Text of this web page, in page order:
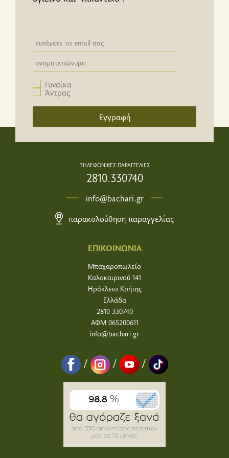
Newsletter email input field
Newsletter email input field
Γυναίκα
Άντρας
Εγγραφή
ΕΠΙΚΟΙΝΩΝΙΑ
Μπαχαροπωλείο
Καλοκαιρινού 141
Ηράκλειο Κρήτης
Ελλάδα
2810 330740
ΑΦΜ 065200611
info@bachari.gr
/ / /
ΤΗΛΕΦΩΝΙΚΕΣ ΠΑΡΑΓΓΕΛΙΕΣ
2810.330740
info@bachari.gr
παρακολούθηση παραγγελίας